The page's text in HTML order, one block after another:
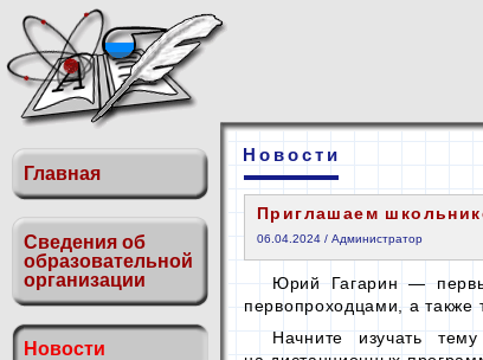
Главная
Сведения об
образовательной
организации
Новости
Новости
Приглашаем
06.04.2024 / Администратор
Юрий Гагарин —
первопроходцами, а также
Начните изучать